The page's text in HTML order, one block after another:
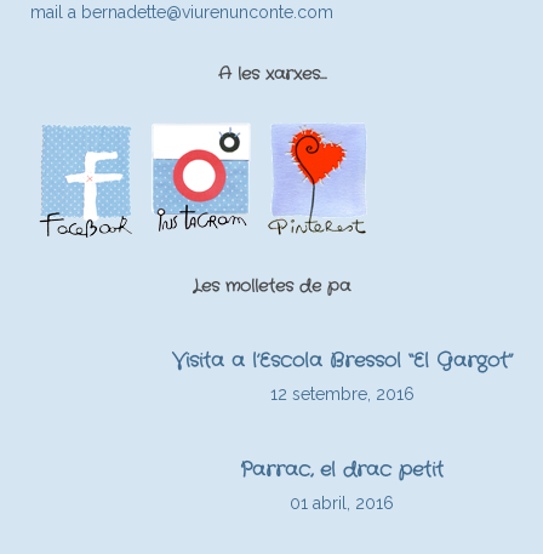
mail a bernadette@viurenunconte.com
A les xarxes…
Les molletes de pa
Visita a l’Escola Bressol “El Gargot”
12 setembre, 2016
Parrac, el drac petit
01 abril, 2016